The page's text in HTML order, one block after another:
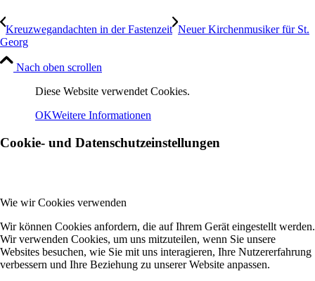
Kreuzwegandachten in der Fastenzeit Neuer Kirchenmusiker für St.
Georg
Nach oben scrollen
Diese Website verwendet Cookies.
OKWeitere Informationen
Cookie- und Datenschutzeinstellungen
Wie wir Cookies verwenden
Wir können Cookies anfordern, die auf Ihrem Gerät eingestellt werden.
Wir verwenden Cookies, um uns mitzuteilen, wenn Sie unsere
Websites besuchen, wie Sie mit uns interagieren, Ihre Nutzererfahrung
verbessern und Ihre Beziehung zu unserer Website anpassen.